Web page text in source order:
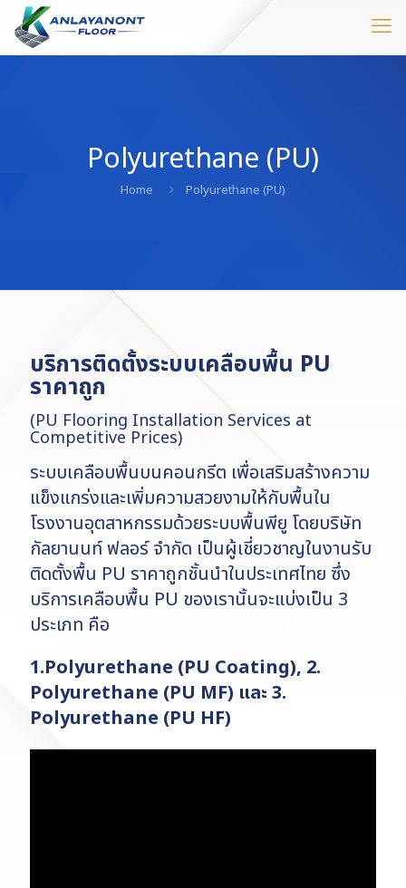
Polyurethane (PU)
Home Polyurethane (PU)
บริการติดตั้งระบบเคลือบพื้น PU
ราคาถูก
(PU Flooring Installation Services at
Competitive Prices)
ระบบเคลือบพื้นบนคอนกรีต เพื่อเสริมสร้างความ
แข็งแกร่งและเพิ่มความสวยงามให้กับพื้นใน
โรงงานอุตสาหกรรมด้วยระบบพื้นพียู โดยบริษัท
กัลยานนท์ ฟลอร์ จำกัด เป็นผู้เชี่ยวชาญในงานรับ
ติดตั้งพื้น PU ราคาถูกชั้นนำในประเทศไทย ซึ่ง
บริการเคลือบพื้น PU ของเรานั้นจะแบ่งเป็น 3
ประเภท คือ
1.Polyurethane (PU Coating), 2.
Polyurethane (PU MF) และ 3.
Polyurethane (PU HF)